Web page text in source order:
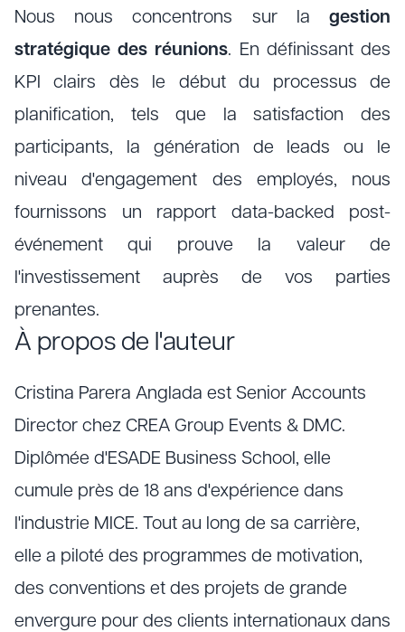
Nous nous concentrons sur la gestion
stratégique des réunions. En définissant des
KPI clairs dès le début du processus de
planification, tels que la satisfaction des
participants, la génération de leads ou le
niveau d'engagement des employés, nous
fournissons un rapport data-backed post-
événement qui prouve la valeur de
l'investissement auprès de vos parties
prenantes.
À propos de l'auteur
Cristina Parera Anglada est Senior Accounts
Director chez CREA Group Events & DMC.
Diplômée d'ESADE Business School, elle
cumule près de 18 ans d'expérience dans
l'industrie MICE. Tout au long de sa carrière,
elle a piloté des programmes de motivation,
des conventions et des projets de grande
envergure pour des clients internationaux dans